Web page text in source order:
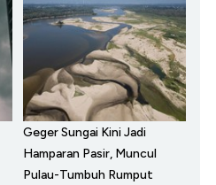
Geger Sungai Kini Jadi
Hamparan Pasir, Muncul
Pulau-Tumbuh Rumput